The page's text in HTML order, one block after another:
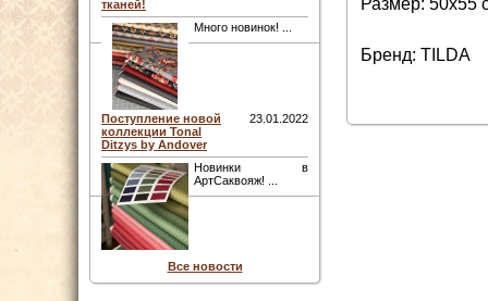
тканей!
Много новинок! ...
Поступление новой
коллекции Tonal
Ditzys by Andover
23.01.2022
Новинки в
АртСаквояж! ...
Все новости
Бренд: TILDA